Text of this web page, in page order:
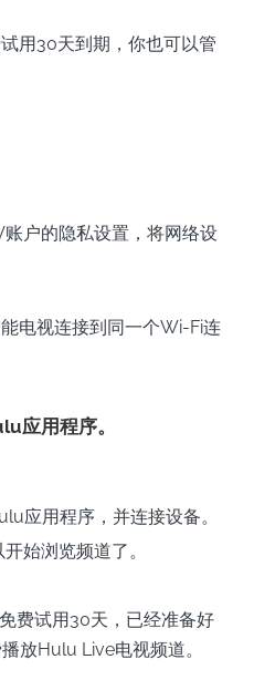
用30天到期，你也可以管
户的隐私设置，将网络设
电视连接到同一个Wi-Fi连
应用程序。
应用程序，并连接设备。
始浏览频道了。
费试用30天，已经准备好
放Hulu Live电视频道。